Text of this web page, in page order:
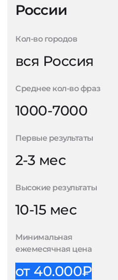
России
Кол-во городов
вся Россия
Среднее кол-во фраз
1000-7000
Первые результаты
2-3 мес
Высокие результаты
10-15 мес
Минимальная
ежемесячная цена
от 40.000₽